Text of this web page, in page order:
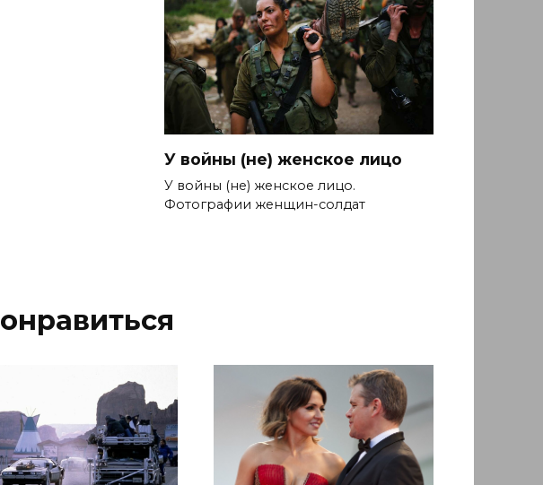
У войны (не) женское лицо
У войны (не) женское лицо.
Фотографии женщин-солдат